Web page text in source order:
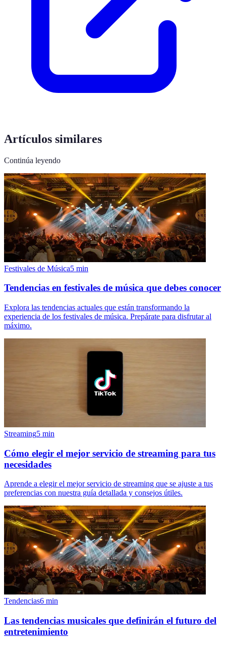
Artículos similares
Continúa leyendo
Festivales de Música5 min
Tendencias en festivales de música que debes conocer
Explora las tendencias actuales que están transformando la
experiencia de los festivales de música. Prepárate para disfrutar al
máximo.
Streaming5 min
Cómo elegir el mejor servicio de streaming para tus
necesidades
Aprende a elegir el mejor servicio de streaming que se ajuste a tus
preferencias con nuestra guía detallada y consejos útiles.
Tendencias6 min
Las tendencias musicales que definirán el futuro del
entretenimiento